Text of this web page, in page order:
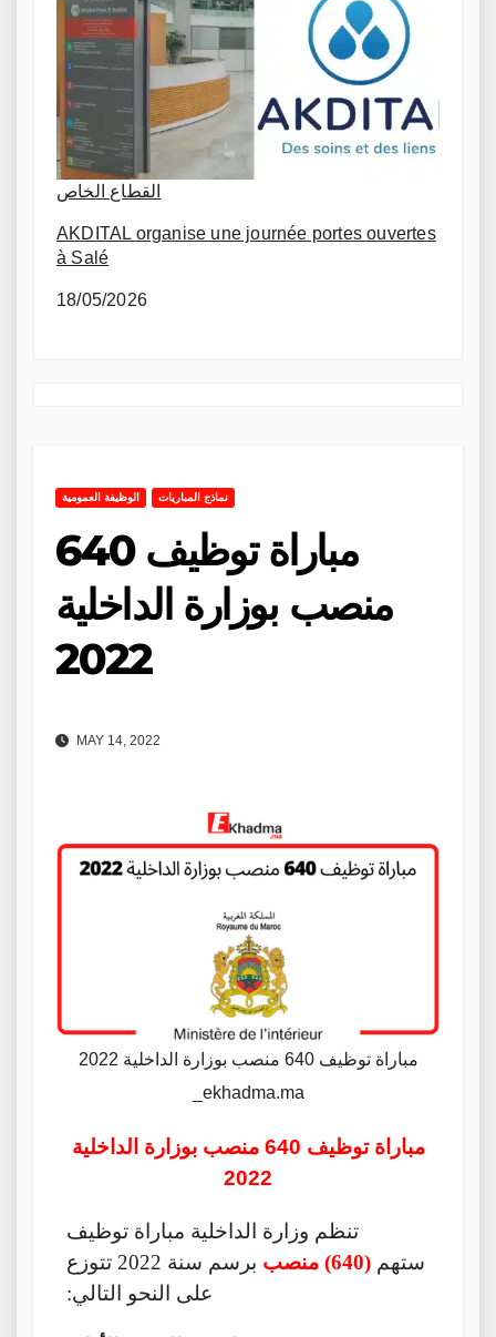
القطاع الخاص
AKDITAL organise une journée portes ouvertes
à Salé
18/05/2026
الوظيفة العمومية نماذج المباريات
مباراة توظيف 640
منصب بوزارة الداخلية
2022
MAY 14, 2022
مباراة توظيف 640 منصب بوزارة الداخلية 2022
_ekhadma.ma
مباراة توظيف 640 منصب بوزارة الداخلية
2022
تنظم وزارة الداخلية مباراة توظيف
ستهم (640) منصب
برسم سنة 2022 تتوزع
على النحو التالي: